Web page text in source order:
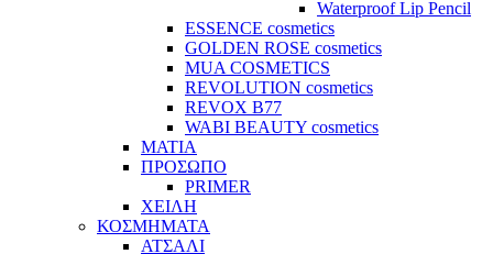
Waterproof Lip Pencil
ESSENCE cosmetics
GOLDEN ROSE cosmetics
MUA COSMETICS
REVOLUTION cosmetics
REVOX B77
WABI BEAUTY cosmetics
ΜΑΤΙΑ
ΠΡΟΣΩΠΟ
PRIMER
ΧΕΙΛΗ
ΚΟΣΜΗΜΑΤΑ
ΑΤΣΑΛΙ